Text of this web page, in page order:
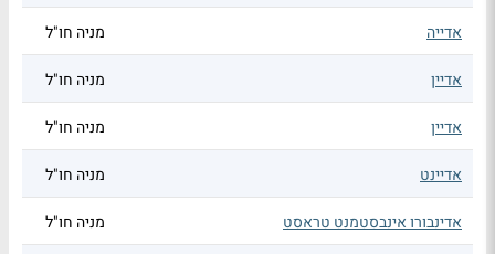
אדייה מניה חו"ל
אדיין מניה חו"ל
אדיין מניה חו"ל
אדיינט מניה חו"ל
אדינבורו אינבסטמנט טראסט מניה חו"ל